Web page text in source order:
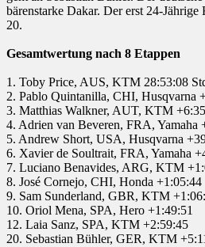
bärenstarke Dakar. Der erst 24-
20.
Gesamtwertung nach 8 Etappen
1. Toby Price, AUS, KTM 28:53:08
2. Pablo Quintanilla, CHI, Husqvarna
3. Matthias Walkner, AUT, KTM +6:35
4. Adrien van Beveren, FRA, Yamaha
5. Andrew Short, USA, Husqvarna
6. Xavier de Soultrait, FRA, Yamaha
7. Luciano Benavides, ARG, KTM
8. José Cornejo, CHI, Honda +1:05:44
9. Sam Sunderland, GBR, KTM
10. Oriol Mena, SPA, Hero +1:49:51
12. Laia Sanz, SPA, KTM +2:59:45
20. Sebastian Bühler, GER, KTM